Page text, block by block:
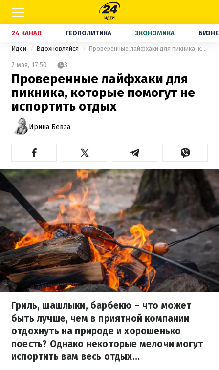
24 КАНАЛ ГЕОПОЛИТИКА ЭКОНОМИКА
Идеи Вдохновляйся Проверенные лайфхаки для пикника, которые помогут не испортить отдых
7 мая, 17:50 3
Проверенные лайфхаки для
пикника, которые помогут не
испортить отдых
Ирина Бевза
Гриль, шашлыки, барбекю – что может
быть лучше, чем в приятной компании
отдохнуть на природе и хорошенько
поесть? Однако некоторые мелочи могут
испортить вам весь отдых...